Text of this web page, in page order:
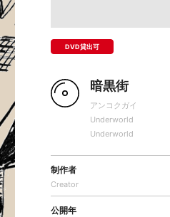
DVD貸出可
暗黒街
アンコクガイ
Underworld
Underworld
制作者
Creator
公開年